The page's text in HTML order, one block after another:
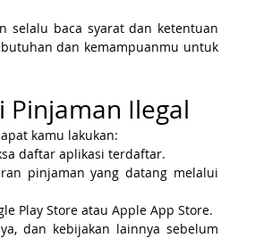
selalu baca syarat dan ketentuan
dan kemampuanmu untuk
Pinjaman Ilegal
kamu lakukan:
daftar aplikasi terdaftar.
pinjaman yang datang melalui
Play Store atau Apple App Store.
dan kebijakan lainnya sebelum